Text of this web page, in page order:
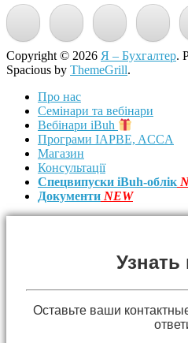
Copyright © 2026 Я – Бухгалтер.
Spacious by ThemeGrill.
Про нас
Семінари та вебінари
Вебінари iBuh
Програми IAPBE, ACCA
Магазин
Консультації
Спецвипуски iBuh-облік
Документи NEW
Узнать
Оставьте ваши